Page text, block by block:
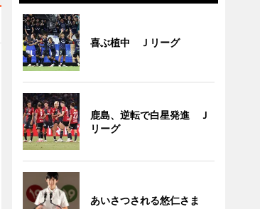
喜ぶ植中 Ｊリーグ
鹿島、逆転で白星発進 Ｊ
リーグ
あいさつされる悠仁さま